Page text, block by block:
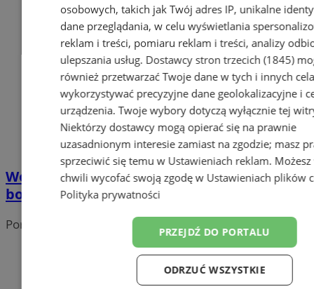
Wodzisławianie mogą składać wnioski o
bon energetyczny!
Portal należy do sieci
osobowych, takich jak Twój adres IP, unikalne
dane przeglądania, w celu wyświetlania
reklam i treści, pomiaru reklam i treści, analizy
ulepszania usług. Dostawcy stron trzecich (1845)
również przetwarzać Twoje dane w tych i innych
wykorzystywać precyzyjne dane geolokalizacyjne i
urządzenia. Twoje wybory dotyczą wyłącznie tej
Niektórzy dostawcy mogą opierać się na prawnie
uzasadnionym interesie zamiast na zgodzie; masz
sprzeciwić się temu w Ustawieniach reklam.
chwili wycofać swoją zgodę w Ustawieniach plików
Polityka prywatności
PRZEJDŹ DO PORTALU
ODRZUĆ WSZYSTKIE